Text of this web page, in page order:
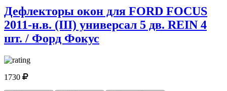
Дефлекторы окон для FORD FOCUS
2011-н.в. (III) универсал 5 дв. REIN 4
шт. / Форд Фокус
1730